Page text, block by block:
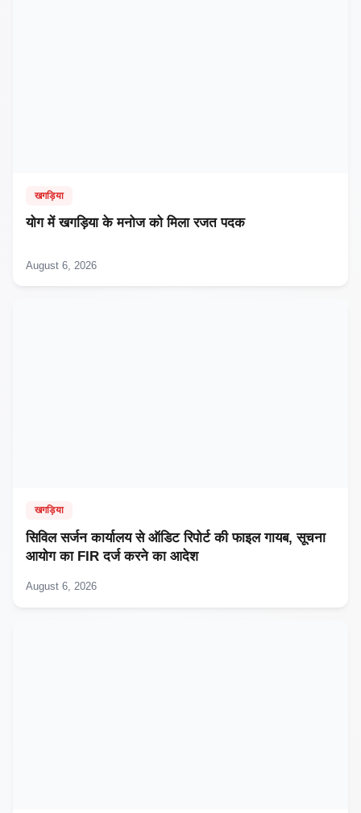
खगड़िया
​योग में खगड़िया के मनोज को मिला रजत पदक
August 6, 2026
खगड़िया
सिविल सर्जन कार्यालय से ऑडिट रिपोर्ट की फाइल गायब, सूचना
आयोग का FIR दर्ज करने का आदेश
August 6, 2026